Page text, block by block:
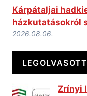
Kárpátaljai
házkutatásokról
2026.08.06.
Zrínyi